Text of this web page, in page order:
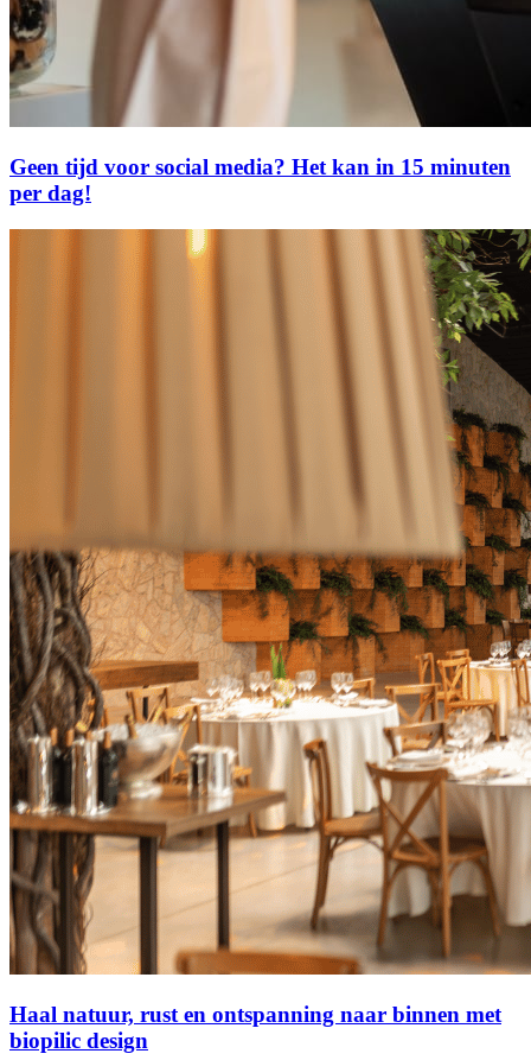
Geen tijd voor social media? Het kan in 15 minuten
per dag!
Haal natuur, rust en ontspanning naar binnen met
biopilic design